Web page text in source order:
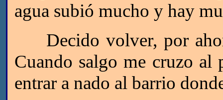
agua subió mucho y hay
Decido volver, por
Cuando salgo me cruzo al
entrar a nado al barrio